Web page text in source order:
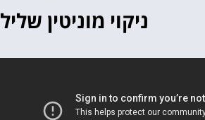
ניקוי מוניטין